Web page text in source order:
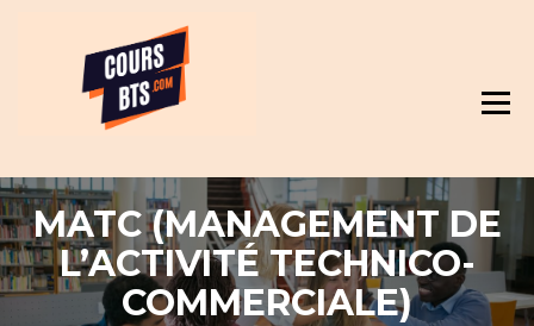
MATC (MANAGEMENT DE
L’ACTIVITÉ TECHNICO-
COMMERCIALE)